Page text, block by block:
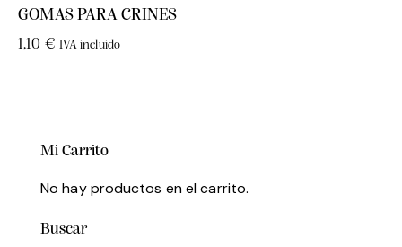
GOMAS PARA CRINES
1,10 € IVA incluido
Mi Carrito
No hay productos en el carrito.
Buscar